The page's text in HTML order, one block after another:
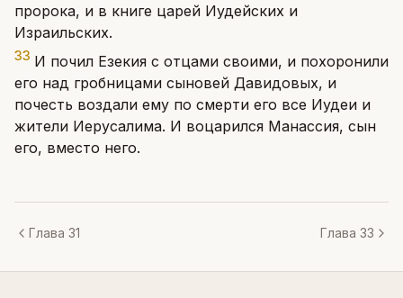
пророка, и в книге царей Иудейских и
Израильских.
33 И почил Езекия с отцами своими, и похоронили
его над гробницами сыновей Давидовых, и
почесть воздали ему по смерти его все Иудеи и
жители Иерусалима. И воцарился Манассия, сын
его, вместо него.
Глава 31 Глава 33